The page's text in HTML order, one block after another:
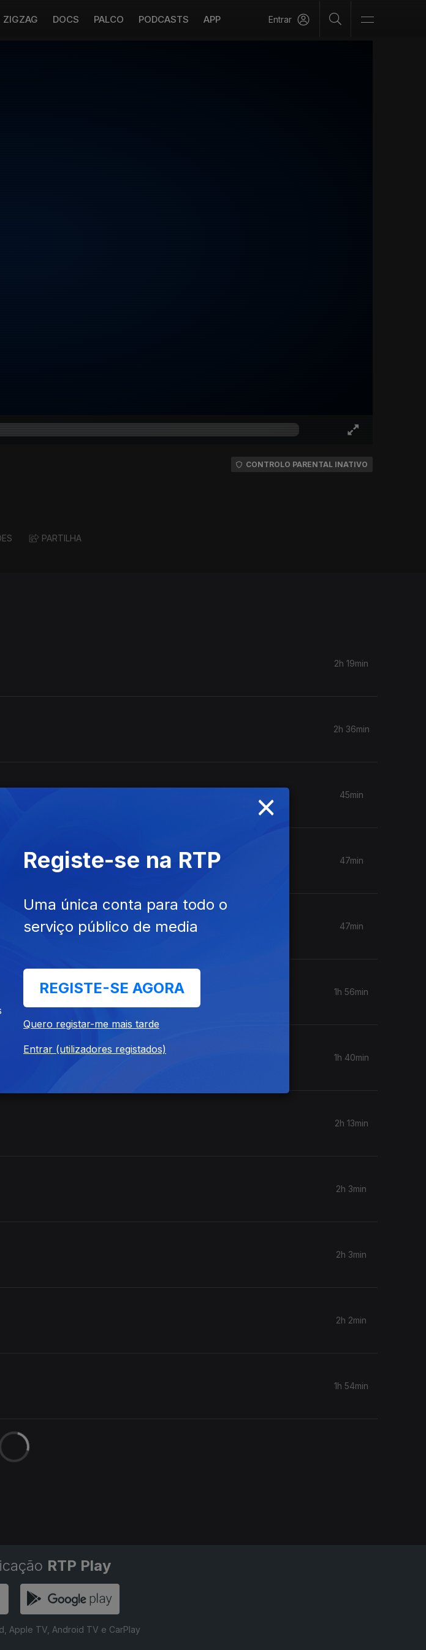
ZIGZAG DOCS PALCO PODCASTS APP Entrar
CONTROLO PARENTAL INATIVO
PARTILHA
2h 19min
2h 36min
45min
47min
47min
1h 56min
1h 40min
2h 13min
2h 3min
2h 3min
2h 2min
1h 54min
RTP Play
Apple TV, Android TV e CarPlay
×
Registe-se na RTP
Uma única conta para todo o
serviço público de media
REGISTE-SE AGORA
Quero registar-me mais tarde
Entrar (utilizadores registados)